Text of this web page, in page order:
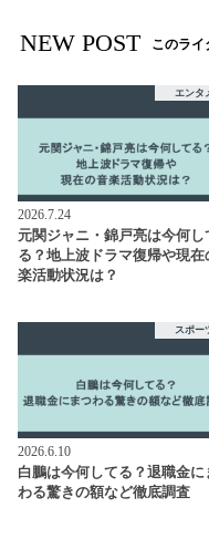
NEW POST このライ
エンタ
2026.7.24
元関ジャニ・錦戸亮は今何し
る？地上波ドラマ復帰や現在
楽活動状況は？
スポー
2026.6.10
白鵬は今何してる？退職金に
わる驚きの額など徹底調査